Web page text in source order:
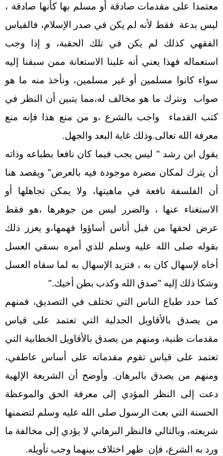
معتمدا على مقدمات صادقة أو مسلم بها كأنها صادقة ،
ليس بدعة فقط لأنه لم يكن في صدر الإسلام، فالقياس
الفقهي كذلك لم يكن في تلك الحقبة، و إذا وجب
استعماله فهذا يعني أنه علينا الاستعانة ممن سبقنا إليه
سواء كانوا مسلمين أو غير مسلمين، ونأخذ منه ما هو
صواب ونترك ما هو مخالف له،مما يتبين أن النظر في
كتب القدماء واجب بالشرع ،و من منع هذا فإنه منع
معرفة الله تعالى.وذلك غاية البعد والجهل.
يقول ابن رشد " ليس يجب فيما كان نافعا بطباعه وذاته
أن يترك لمكان مضرة موجودة فيه بالعرض" ويقصد هنا
أن الفلسفة نافعة في ماهيتها، ولا يمكن تجاهلها أو
الاستغناء عنها ، والضرر ليس من جوهرها ،هو فقط
عرض لحقها من قبل أناس أساؤوا فهمها،و يعزز ذلك
بقوله صلى الله عليه وسلم للذي أمره بسقي العسل
أخاه لإسهال كان به ، فتزيد الإسهال به لما سقاه العسل
وشكا ذلك إليه "صدق الله وكذب بطن أخيك."
كما حدد طباع الناس التي تختلف في التصديق، فمنهم
من يصدق بالأقاويل الجدلية التي تعتمد على قياس
مقدمات ظنية، ومنهم من يصدق بالأقاويل الخطابية التي
تعتمد على قياس تقوم مقدماته على أساس عاطفي،
ومنهم من يصدق بالبرهان. وأوضح أن الشريعة الإلهية
دعت إلى النظر المؤدي إلى معرفة الحق والموعظة
الحسنة التي بعث الرسول صلى الله عليه وسلم لتضمنها
شريعته، وبالتالي فالنظر البرهاني لا يؤدي إلى مخالفة ما
ورد به الشرع، فإن ظهر اختلاف بينهما وجب تأويله.